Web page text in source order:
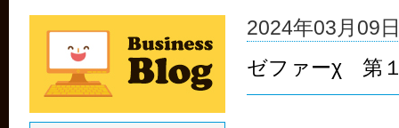
2024年03月09
ゼファーχ 第